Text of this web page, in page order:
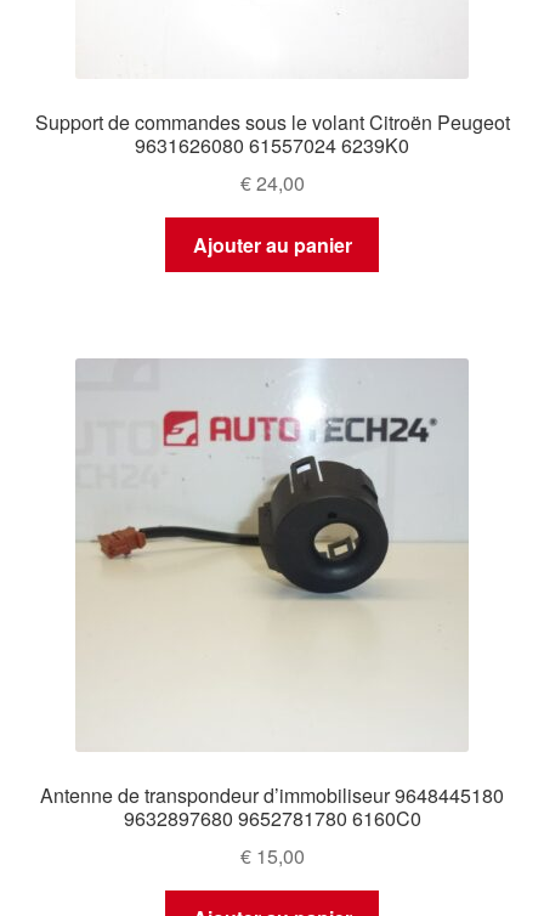
Support de commandes sous le volant Citroën Peugeot
9631626080 61557024 6239K0
€24,00
Ajouter au panier
Antenne de transpondeur d’immobiliseur 9648445180
9632897680 9652781780 6160C0
€15,00